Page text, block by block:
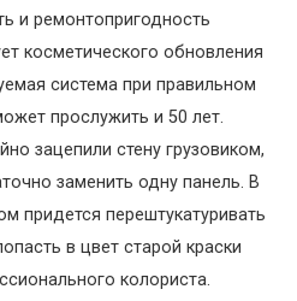
и ремонтопригодность
косметического обновления
система при правильном
прослужить и 50 лет.
зацепили стену грузовиком,
заменить одну панель. В
придется перештукатуривать
в цвет старой краски
колориста.